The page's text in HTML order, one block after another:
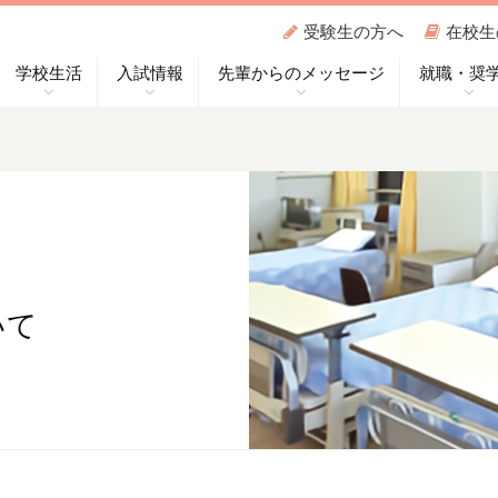
受験生の方へ 在校
学校生活 入試情報 先輩からのメッセージ 就職・奨